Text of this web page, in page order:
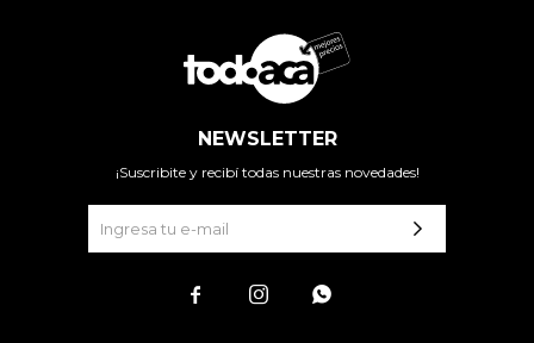
NEWSLETTER
¡Suscribite y recibí todas nuestras novedades!
  